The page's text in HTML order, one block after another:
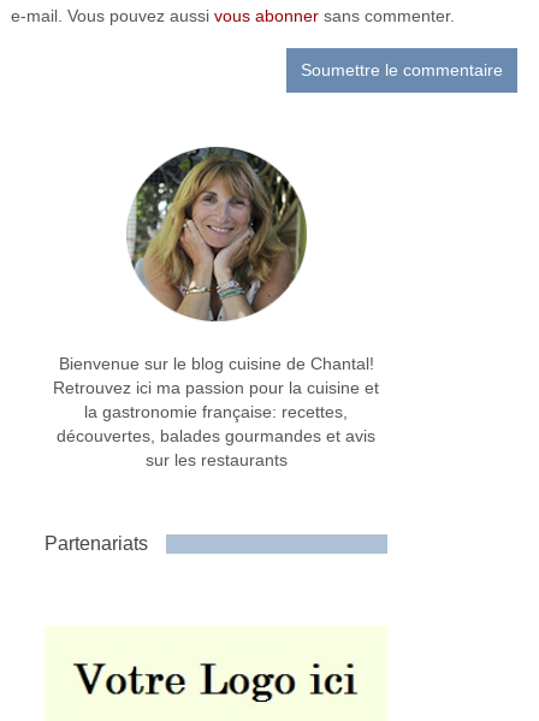
e-mail. Vous pouvez aussi vous abonnersans commenter.
Bienvenue sur le blog cuisine de Chantal!
Retrouvez ici ma passion pour la cuisine et
la gastronomie française: recettes,
découvertes, balades gourmandes et avis
sur les restaurants
Partenariats